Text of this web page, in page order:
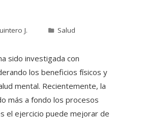
J. Salud
sido investigada con
los beneficios físicos y
mental. Recientemente, la
más a fondo los procesos
el ejercicio puede mejorar de